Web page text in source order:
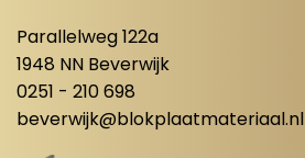
Parallelweg 122a
1948 NN Beverwijk
0251 - 210 698
beverwijk@blokplaatmateriaal.nl